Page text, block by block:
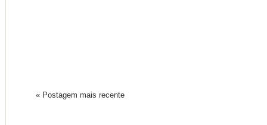
« Postagem mais recente